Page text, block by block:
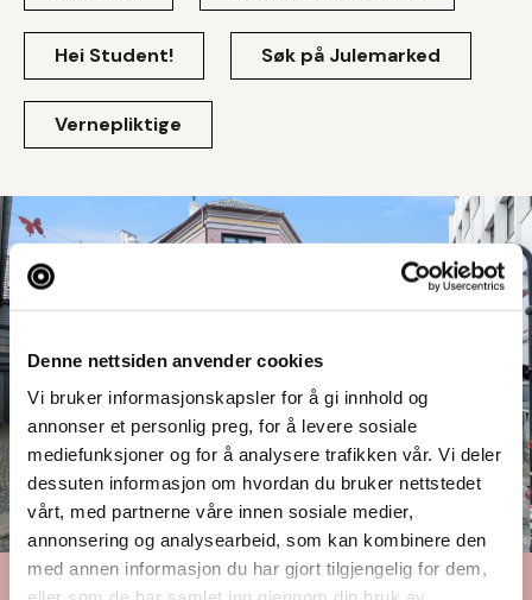
Denne nettsiden anvender cookies
Vi bruker informasjonskapsler for å gi innhold og
annonser et personlig preg, for å levere sosiale
mediefunksjoner og for å analysere trafikken vår. Vi deler
dessuten informasjon om hvordan du bruker nettstedet
vårt, med partnerne våre innen sosiale medier,
annonsering og analysearbeid, som kan kombinere den
med annen informasjon du har gjort tilgjengelig for dem,
Hei Student! Søk på Julemarked
Vernepliktige